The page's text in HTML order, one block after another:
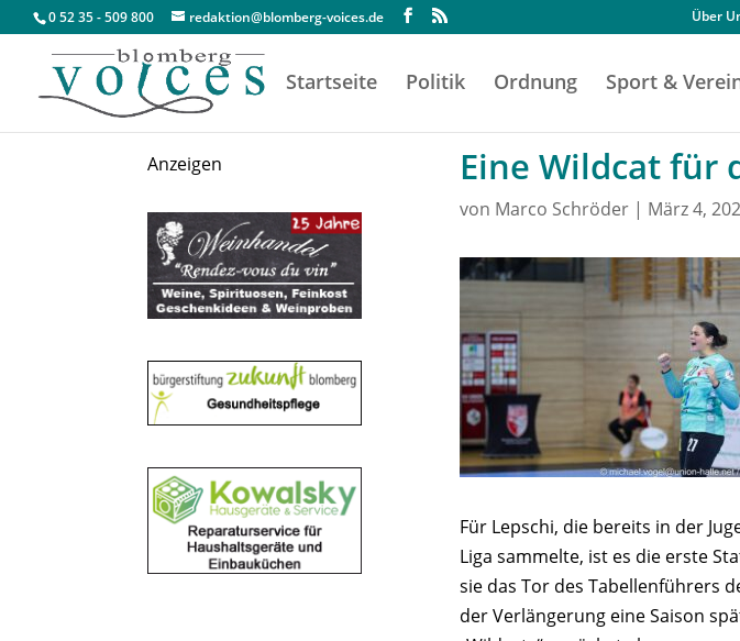
0 52 35 - 509 800 redaktion@blomberg-voices.de Über
Startseite Politik Ordnung Sport &
Anzeigen Eine Wildcat für
von Marco Schröder| März 4,
Für Lepschi, die bereits in der
Liga sammelte, ist es die erste
sie das Tor des Tabellenführers
der Verlängerung eine Saison